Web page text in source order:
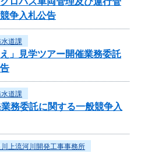
争入札公告
道課
」見学ツアー開催業務委託
道課
務委託に関する一般競争入
上流河川開発工事事務所